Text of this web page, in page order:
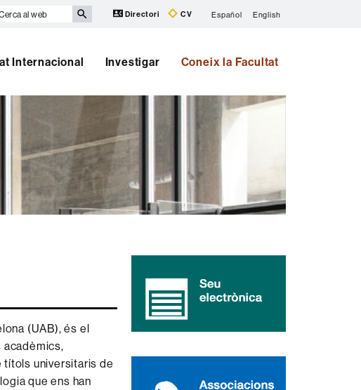
Directori CV Español English
Internacional Investigar Coneix la Facultat
(UAB), és el
acadèmics,
títols universitaris de
que ens han
Informació
complementària